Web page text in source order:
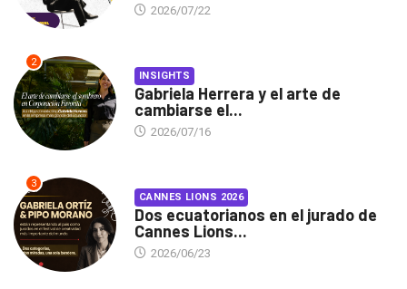
2026/07/22
2
INSIGHTS
Gabriela Herrera y el arte de
cambiarse el...
2026/07/16
3
CANNES LIONS 2026
Dos ecuatorianos en el jurado de
Cannes Lions...
2026/06/23